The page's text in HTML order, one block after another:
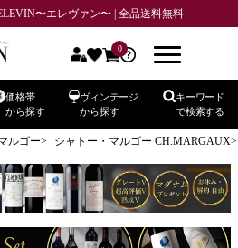
〜エレヴァン〜 | 全品送料無料
0
価格帯
から探す
ヴィンテージ
から探す
キーワード
で検索する
ルゴー シャトー・マルゴー CH.MARGAUX